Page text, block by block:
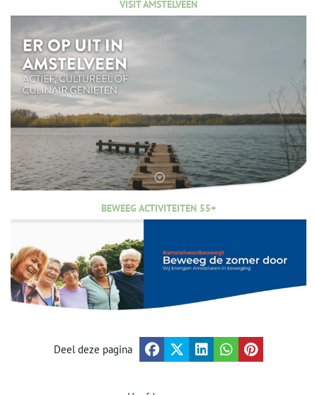
VISIT AMSTELVEEN
BEWEEG ACTIVITEITEN 55+
Deel deze pagina